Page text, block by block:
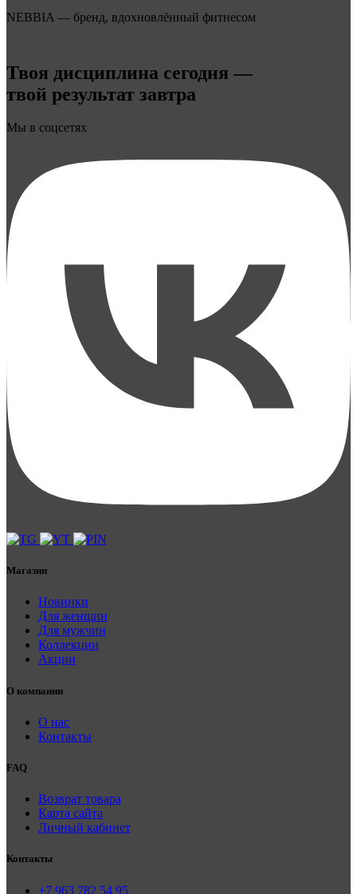
NEBBIA — бренд, вдохновлённый фитнесом
Твоя дисциплина сегодня —
твой результат завтра
Мы в соцсетях
Магазин
Новинки
Для женщин
Для мужчин
Коллекции
Акции
О компании
О нас
Контакты
FAQ
Возврат товара
Карта сайта
Личный кабинет
Контакты
+7 963 782 54 95